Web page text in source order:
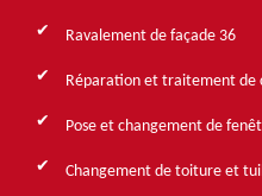
Ravalement de façade 36
Réparation et traitement de
Pose et changement de
Changement de toiture et